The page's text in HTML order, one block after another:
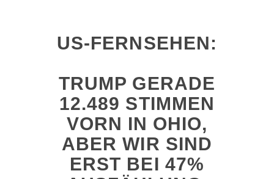
US-FERNSEHEN:
TRUMP GERADE
12.489 STIMMEN
VORN IN OHIO,
ABER WIR SIND
ERST BEI 47%